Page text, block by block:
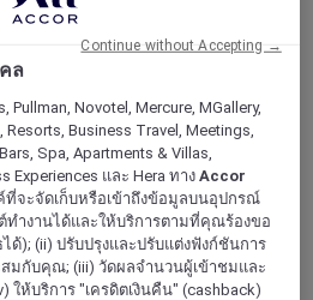
ล
Pullman, Novotel, Mercure, MGallery,
Business Travel, Meetings,
Spa, Apartments & Villas,
Experiences และ Hera ทางAccor
ที่จะจัดเก็บหรือเข้าถึงข้อมูลบนอุปกรณ์
ทำงานได้และให้บริการตามที่คุณร้องขอ
); (ii) ปรับปรุงและปรับแต่งฟังก์ชันการ
สมกับคุณ; (iii) วัดผลจำนวนผู้เข้าชมและ
ให้บริการ "เครดิตเงินคืน" (cashback)
Continue without Accepting →